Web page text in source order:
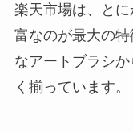
楽天市場は、と
富なのが最大の
なアートブラシ
く揃っています。